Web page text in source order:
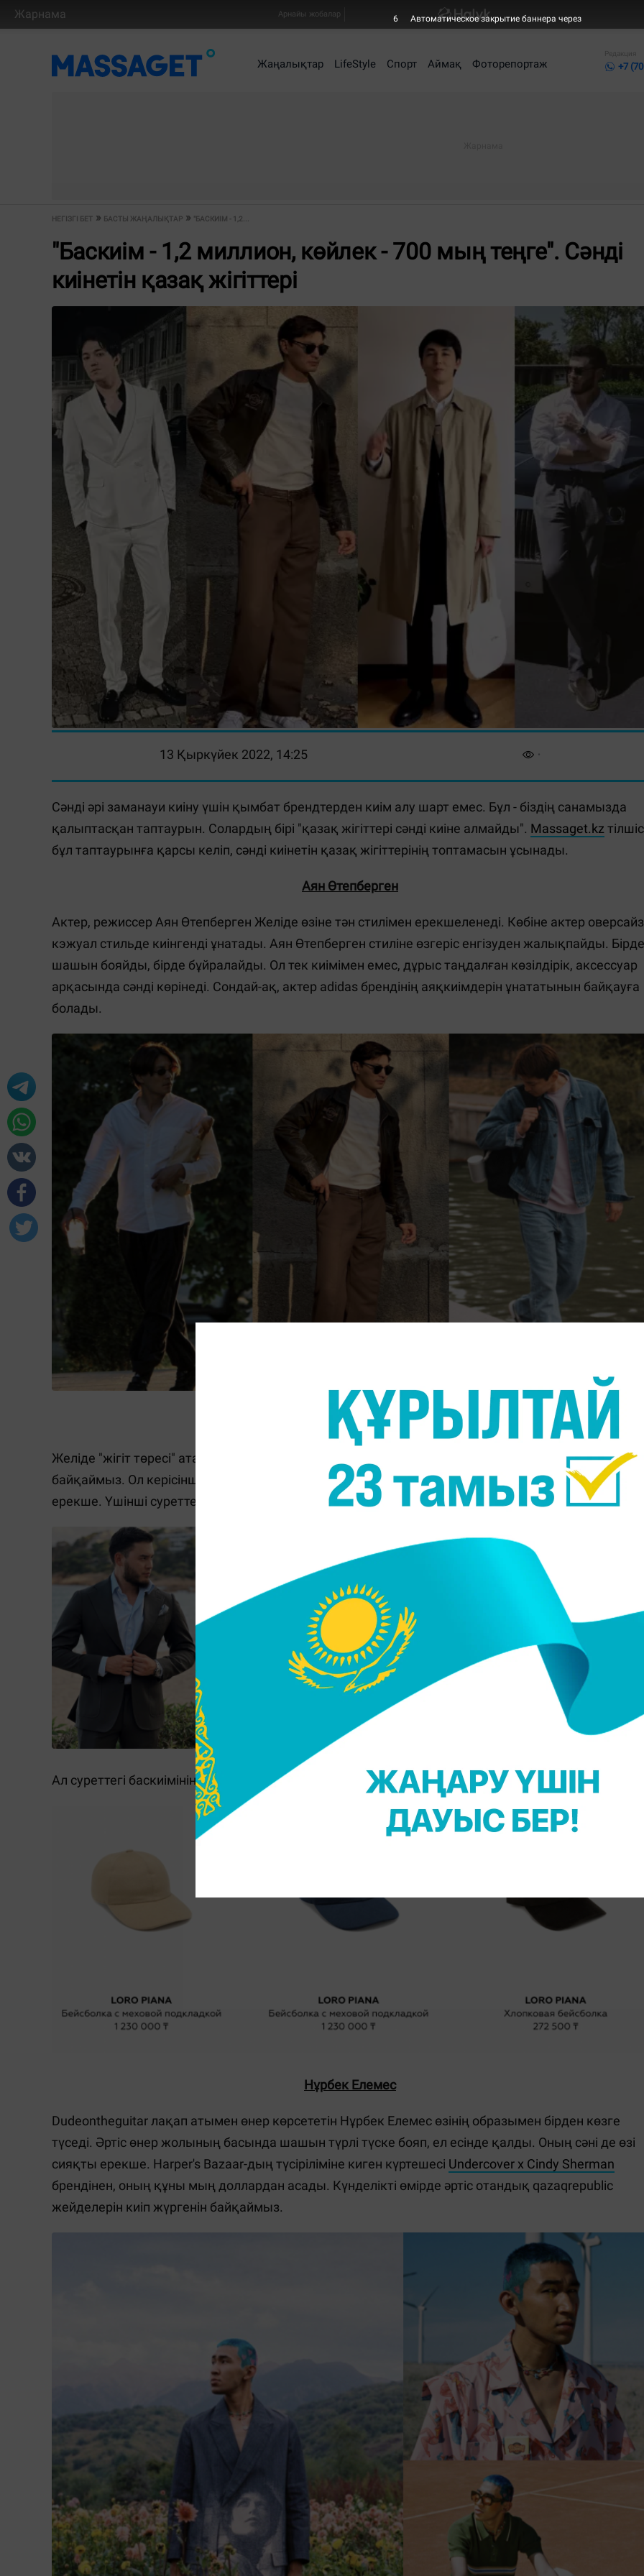
Жарнама Арнайы жобалар
Жаңалықтар LifeStyle Спорт Аймақ Фоторепортаж
Редакция
+7
НЕГІЗГІ БЕТ БАСТЫ ЖАҢАЛЫҚТАР "БАСКИІМ - 1,2...
"Баскиім - 1,2 миллион, көйлек - 700 мың теңге". Сәнді
киінетін қазақ жігіттері
13 Қыркүйек 2022, 14:25
Сәнді әрі заманауи киіну үшін қымбат брендтерден киім алу шарт емес. Бұл - біздің санамызда
қалыптасқан таптаурын. Солардың бірі "қазақ жігіттері сәнді киіне алмайды". Massaget.kz
бұл таптаурынға қарсы келіп, сәнді киінетін қазақ жігіттерінің топтамасын ұсынады.
Аян Өтепберген
Актер, режиссер Аян Өтепберген Желіде өзіне тән стилімен ерекшеленеді. Көбіне актер
кэжуал стильде киінгенді ұнатады. Аян Өтепберген стиліне өзгеріс енгізуден жалықпайды. Бірде
шашын бояйды, бірде бұйралайды. Ол тек киімімен емес, дұрыс таңдалған көзілдірік, аксессуар
арқасында сәнді көрінеді. Сондай-ақ, актер adidas брендінің аяқкиімдерін ұнататынын байқауға
болады.
Димаш Әділет
Желіде "жігіт төресі" атанып жүрген Димаш Әділеттің кэжуал стилінде киініп жүргенін күнде көп
байқаймыз. Ол керісінше салмақты стильде, көбіне костюммен жүреді. Тіпті спорт киімінің өзі
ерекше. Үшінші суреттегі белбеуі Hermes брендінен. Оның құны - 200-300 мың теңге.
Ал суреттегі баскиімінің құны 1 миллион теңгеден асады.
Нұрбек Елемес
Dudeontheguitar лақап атымен өнер көрсететін Нұрбек Елемес өзінің образымен бірден көзге
түседі. Әртіс өнер жолының басында шашын түрлі түске бояп, ел есінде қалды. Оның сәні де өзі
сияқты ерекше. Harper's Bazaar-дың түсіріліміне киген күртешесі Undercover x Cindy Sherman
брендінен, оның құны мың доллардан асады. Күнделікті өмірде әртіс отандық qazaqrepublic
жейделерін киіп жүргенін байқаймыз.
4 Автоматическое закрытие баннера через